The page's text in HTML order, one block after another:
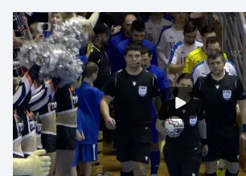
Motorsport
Olympijské hry
Parasport
Plavání
Plážový volejbal